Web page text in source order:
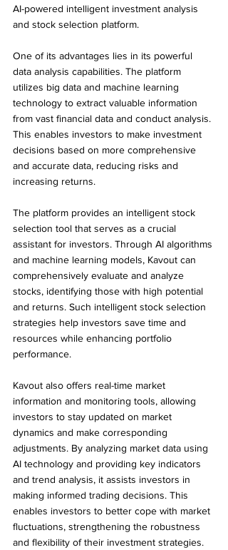
AI-powered intelligent investment analysis
and stock selection platform.
One of its advantages lies in its powerful
data analysis capabilities. The platform
utilizes big data and machine learning
technology to extract valuable information
from vast financial data and conduct analysis.
This enables investors to make investment
decisions based on more comprehensive
and accurate data, reducing risks and
increasing returns.
The platform provides an intelligent stock
selection tool that serves as a crucial
assistant for investors. Through AI algorithms
and machine learning models, Kavout can
comprehensively evaluate and analyze
stocks, identifying those with high potential
and returns. Such intelligent stock selection
strategies help investors save time and
resources while enhancing portfolio
performance.
Kavout also offers real-time market
information and monitoring tools, allowing
investors to stay updated on market
dynamics and make corresponding
adjustments. By analyzing market data using
AI technology and providing key indicators
and trend analysis, it assists investors in
making informed trading decisions. This
enables investors to better cope with market
fluctuations, strengthening the robustness
and flexibility of their investment strategies.